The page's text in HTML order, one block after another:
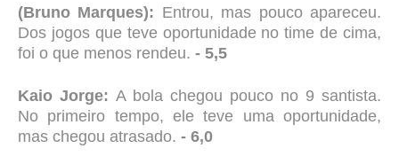
(Bruno Marques): Entrou, mas pouco apareceu.
Dos jogos que teve oportunidade no time de cima,
foi o que menos rendeu. - 5,5
Kaio Jorge: A bola chegou pouco no 9 santista.
No primeiro tempo, ele teve uma oportunidade,
mas chegou atrasado. - 6,0